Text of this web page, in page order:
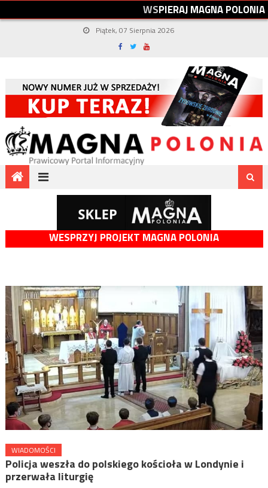
WSPIERAJMAGNAPOLONIA
Piątek, 07 Sierpnia 2026
WESPRZYJ PROJEKT MAGNA POLONIA
WIADOMOŚCI
Policja weszła do polskiego kościoła w Londynie i
przerwała liturgię